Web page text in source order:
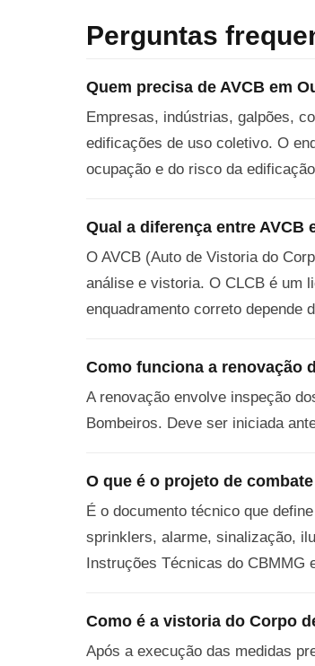
Perguntas
Quem precisa de AVCB em
Empresas, indústrias, galpões,
edificações de uso coletivo. O
ocupação e do risco da
Qual a diferença entre AVCB
O AVCB (Auto de Vistoria do
análise e vistoria. O CLCB é um
enquadramento correto depende
Como funciona a renovação
A renovação envolve inspeção
Bombeiros. Deve ser iniciada
O que é o projeto de
É o documento técnico que
sprinklers, alarme, sinalização,
Instruções Técnicas do CBMMG
Como é a vistoria do Corpo
Após a execução das medidas